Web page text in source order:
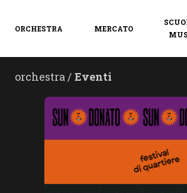
ORCHESTRA MERCATO
orchestra / Eventi